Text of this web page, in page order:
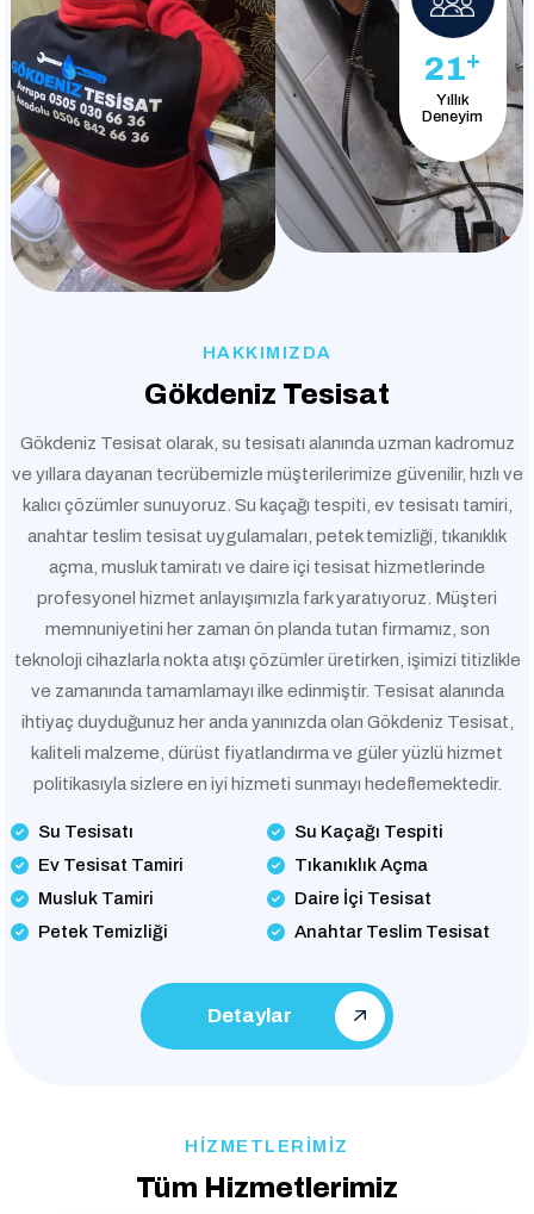
21+
Yıllık
Deneyim
HAKKIMIZDA
Gökdeniz Tesisat
Gökdeniz Tesisat olarak, su tesisatı alanında uzman kadromuz
ve yıllara dayanan tecrübemizle müşterilerimize güvenilir, hızlı ve
kalıcı çözümler sunuyoruz. Su kaçağı tespiti, ev tesisatı tamiri,
anahtar teslim tesisat uygulamaları, petek temizliği, tıkanıklık
açma, musluk tamiratı ve daire içi tesisat hizmetlerinde
profesyonel hizmet anlayışımızla fark yaratıyoruz. Müşteri
memnuniyetini her zaman ön planda tutan firmamız, son
teknoloji cihazlarla nokta atışı çözümler üretirken, işimizi titizlikle
ve zamanında tamamlamayı ilke edinmiştir. Tesisat alanında
ihtiyaç duyduğunuz her anda yanınızda olan Gökdeniz Tesisat,
kaliteli malzeme, dürüst fiyatlandırma ve güler yüzlü hizmet
politikasıyla sizlere en iyi hizmeti sunmayı hedeflemektedir.
Su Tesisatı
Su Kaçağı Tespiti
Ev Tesisat Tamiri
Tıkanıklık Açma
Musluk Tamiri
Daire İçi Tesisat
Petek Temizliği
Anahtar Teslim Tesisat
Detaylar
HİZMETLERİMİZ
Tüm Hizmetlerimiz